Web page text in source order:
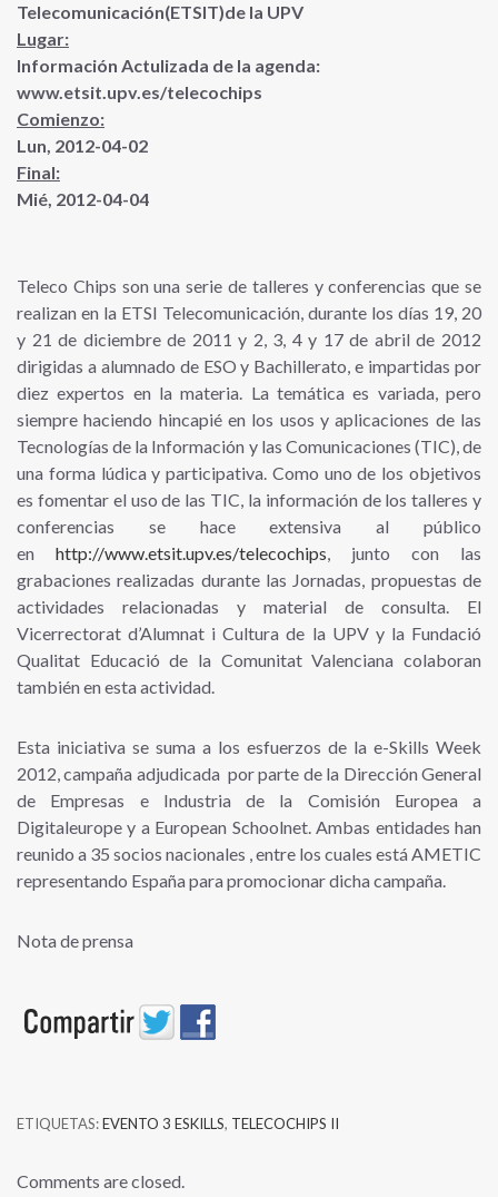
Telecomunicación(ETSIT)de la UPV
Lugar:
Información Actulizada de la agenda:
www.etsit.upv.es/telecochips
Comienzo:
Lun, 2012-04-02
Final:
Mié, 2012-04-04
Teleco Chips son una serie de talleres y conferencias que se
realizan en la ETSI Telecomunicación, durante los días 19, 20
y 21 de diciembre de 2011 y 2, 3, 4 y 17 de abril de 2012
dirigidas a alumnado de ESO y Bachillerato, e impartidas por
diez expertos en la materia. La temática es variada, pero
siempre haciendo hincapié en los usos y aplicaciones de las
Tecnologías de la Información y las Comunicaciones (TIC), de
una forma lúdica y participativa. Como uno de los objetivos
es fomentar el uso de las TIC, la información de los talleres y
conferencias se hace extensiva al público
en http://www.etsit.upv.es/telecochips, junto con las
grabaciones realizadas durante las Jornadas, propuestas de
actividades relacionadas y material de consulta. El
Vicerrectorat d’Alumnat i Cultura de la UPV y la Fundació
Qualitat Educació de la Comunitat Valenciana colaboran
también en esta actividad.
Esta iniciativa se suma a los esfuerzos de la e-Skills Week
2012, campaña adjudicada por parte de la Dirección General
de Empresas e Industria de la Comisión Europea a
Digitaleurope y a European Schoolnet. Ambas entidades han
reunido a 35 socios nacionales , entre los cuales está AMETIC
representando España para promocionar dicha campaña.
Nota de prensa
ETIQUETAS:EVENTO 3 ESKILLS, TELECOCHIPS II
Comments are closed.